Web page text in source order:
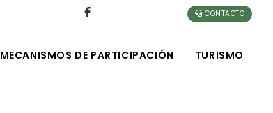
CONTACTO
MECANISMOS DE PARTICIPACIÓN TURISMO